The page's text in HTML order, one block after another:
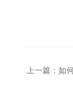
上一篇： 如